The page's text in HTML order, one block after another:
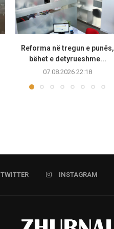
Reforma në tregun e punës,
bëhet e detyrueshme...
07.08.2026 22:18
TWITTER INSTAGRAM